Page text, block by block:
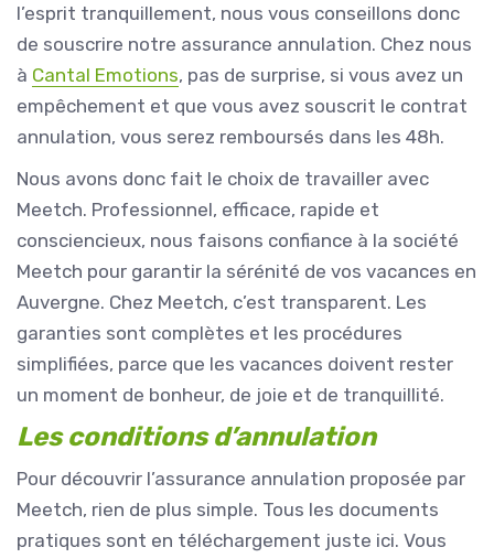
l’esprit tranquillement, nous vous conseillons donc
de souscrire notre assurance annulation. Chez nous
à Cantal Emotions, pas de surprise, si vous avez un
empêchement et que vous avez souscrit le contrat
annulation, vous serez remboursés dans les 48h.
Nous avons donc fait le choix de travailler avec
Meetch. Professionnel, efficace, rapide et
consciencieux, nous faisons confiance à la société
Meetch pour garantir la sérénité de vos vacances en
Auvergne. Chez Meetch, c’est transparent. Les
garanties sont complètes et les procédures
simplifiées, parce que les vacances doivent rester
un moment de bonheur, de joie et de tranquillité.
Les conditions d’annulation
Pour découvrir l’assurance annulation proposée par
Meetch, rien de plus simple. Tous les documents
pratiques sont en téléchargement juste ici. Vous